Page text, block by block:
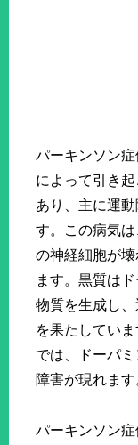
パーキンソン
によって引き
あり、主に運
す。この病気
の神経細胞が
ます。黒質は
物質を生成し
を果たしてい
では、ドーパ
障害が現れます
パーキンソン